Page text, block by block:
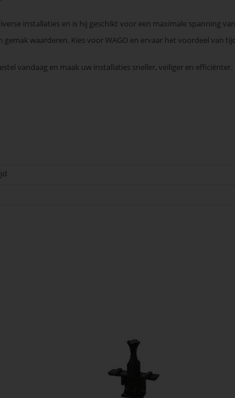
installaties en is hij geschikt voor een maximale spanning
waarderen. Kies voor WAGO en ervaar het voordeel van
vandaag en maak uw installaties sneller, veiliger en efficiënter.